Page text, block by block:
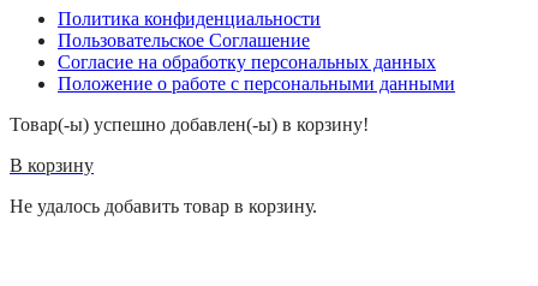
Политика конфиденциальности
Пользовательское Соглашение
Согласие на обработку персональных данных
Положение о работе с персональными данными
Товар(-ы) успешно добавлен(-ы) в корзину!
В корзину
Не удалось добавить товар в корзину.